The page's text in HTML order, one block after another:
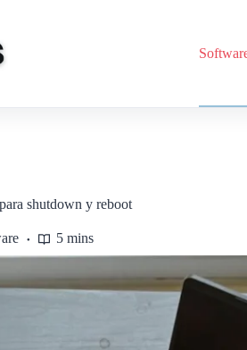
shutdown y reboot
5 mins